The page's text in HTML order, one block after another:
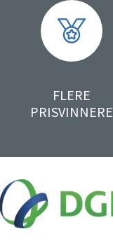
FLERE
PRISVINNERE